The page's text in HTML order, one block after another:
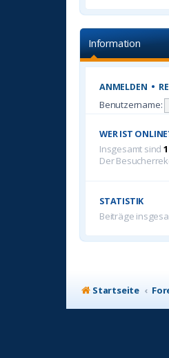
Information
ANMELDEN •
Benutzername:
WER IST
Insgesamt sind
Der
STATISTIK
Beiträge
Startseite